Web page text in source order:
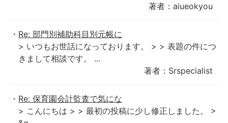
著者：aiueokyou
Re: 部門別補助科目別元帳に
> いつもお世話になっております。 > > 表題の件につ
きまして相談です。 ...
著者：Srspecialist
Re: 保育園会計監査で気にな
> こんにちは > > 最初の投稿に少し修正しました。 >